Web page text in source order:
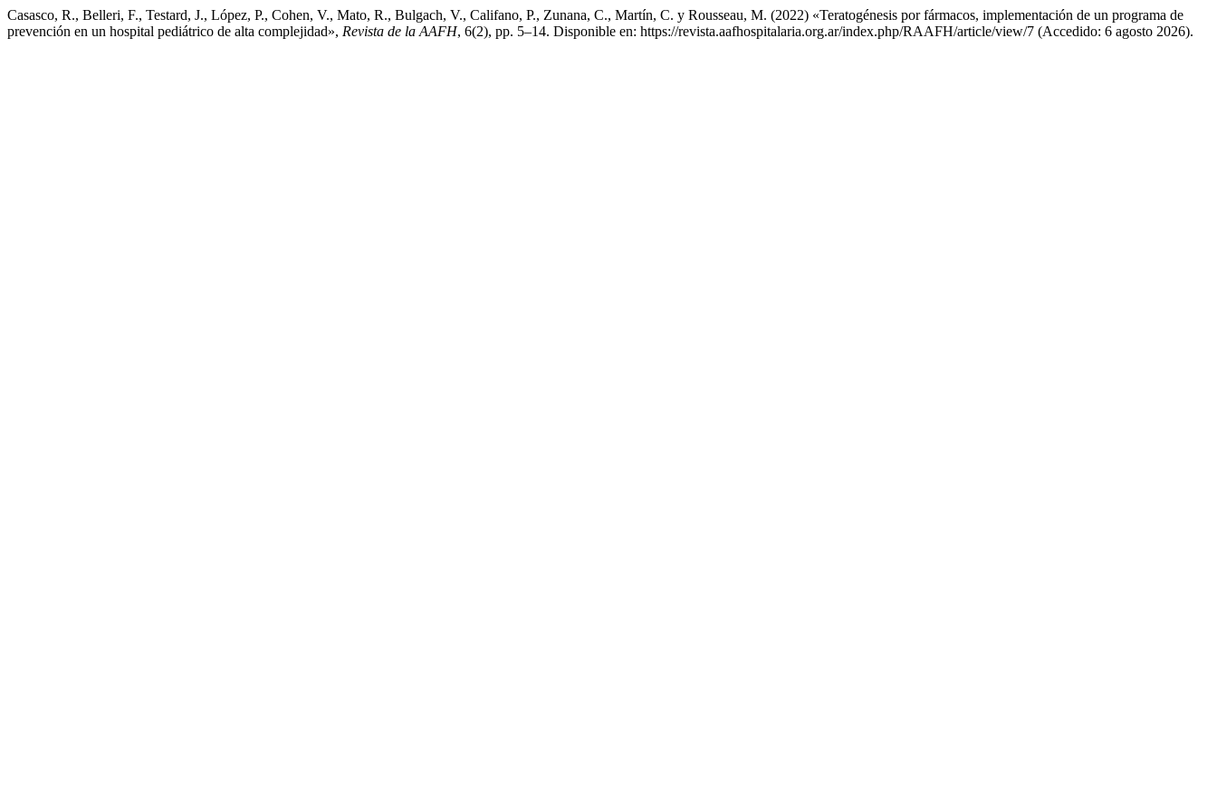
Casasco, R., Belleri, F., Testard, J., López, P., Cohen, V., Mato, R., Bulgach, V., Califano, P., Zunana, C., Martín, C. y Rousseau, M. (2022) «Teratogénesis por fármacos, implementación de un programa de
prevención en un hospital pediátrico de alta complejidad», Revista de la AAFH, 6(2), pp. 5–14. Disponible en: https://revista.aafhospitalaria.org.ar/index.php/RAAFH/article/view/7 (Accedido: 6 agosto 2026).